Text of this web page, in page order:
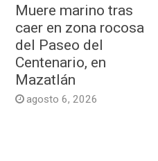
Muere marino tras
caer en zona rocosa
del Paseo del
Centenario, en
Mazatlán
agosto 6, 2026